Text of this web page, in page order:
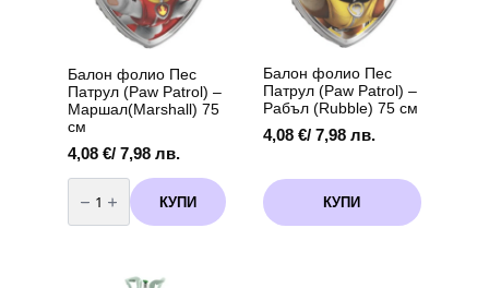
page
Балон фолио Пес
Патрул (Paw Patrol) –
Маршал(Marshall) 75
см
4,08 €/ 7,98 лв.
количество
за
Балон
фолио
КУПИ
Балон фолио Пес
Патрул (Paw Patrol) –
Рабъл (Rubble) 75 см
4,08 €/ 7,98 лв.
КУПИ